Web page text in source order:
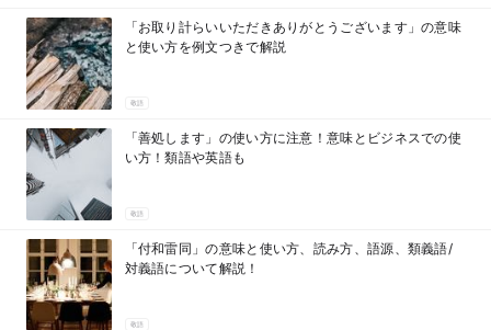
「お取り計らいいただきありがとうございます」の意味
と使い方を例文つきで解説
敬語
「善処します」の使い方に注意！意味とビジネスでの使
い方！類語や英語も
敬語
「付和雷同」の意味と使い方、読み方、語源、類義語/
対義語について解説！
敬語